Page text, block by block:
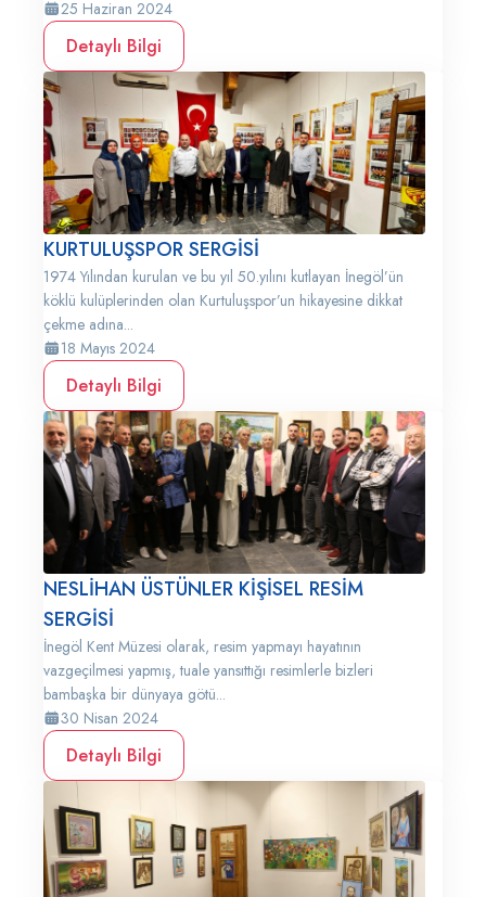
25 Haziran 2024
Detaylı Bilgi
KURTULUŞSPOR SERGİSİ
1974 Yılından kurulan ve bu yıl 50.yılını kutlayan İnegöl’ün
köklü kulüplerinden olan Kurtuluşspor’un hikayesine dikkat
çekme adına...
18 Mayıs 2024
Detaylı Bilgi
NESLİHAN ÜSTÜNLER KİŞİSEL RESİM
SERGİSİ
İnegöl Kent Müzesi olarak, resim yapmayı hayatının
vazgeçilmesi yapmış, tuale yansıttığı resimlerle bizleri
bambaşka bir dünyaya götü...
30 Nisan 2024
Detaylı Bilgi